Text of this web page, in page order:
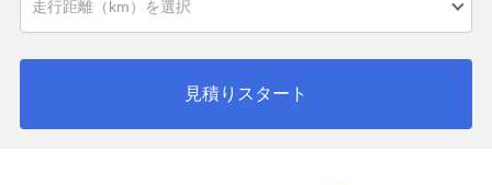
見積りスタート